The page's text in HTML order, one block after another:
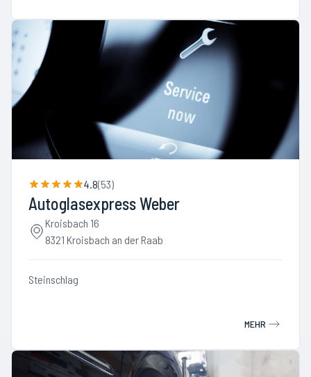
4.8(53)
Autoglasexpress Weber
Kroisbach 16
8321 Kroisbach an der Raab
Steinschlag
MEHR